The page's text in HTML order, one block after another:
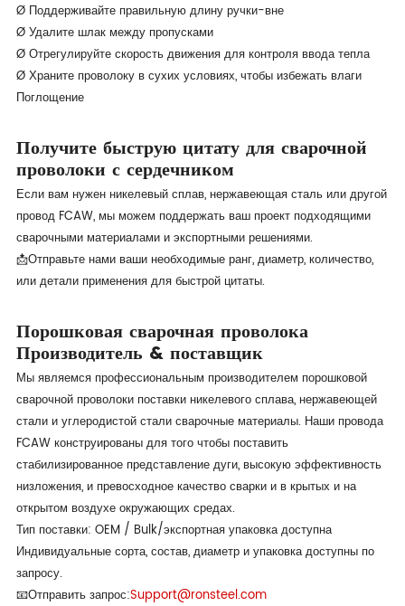
Ø Поддерживайте правильную длину ручки-вне
Ø Удалите шлак между пропусками
Ø Отрегулируйте скорость движения для контроля ввода тепла
Ø Храните проволоку в сухих условиях, чтобы избежать влаги
Поглощение
Получите быструю цитату для сварочной
проволоки с сердечником
Если вам нужен никелевый сплав, нержавеющая сталь или другой
провод FCAW, мы можем поддержать ваш проект подходящими
сварочными материалами и экспортными решениями.
📩Отправьте нами ваши необходимые ранг, диаметр, количество,
или детали применения для быстрой цитаты.
Порошковая сварочная проволока
Производитель & поставщик
Мы являемся профессиональным производителем порошковой
сварочной проволоки поставки никелевого сплава, нержавеющей
стали и углеродистой стали сварочные материалы. Наши провода
FCAW конструированы для того чтобы поставить
стабилизированное представление дуги, высокую эффективность
низложения, и превосходное качество сварки и в крытых и на
открытом воздухе окружающих средах.
Тип поставки: OEM / Bulk/экспортная упаковка доступна
Индивидуальные сорта, состав, диаметр и упаковка доступны по
запросу.
📧Отправить запрос:Support@ronsteel.com